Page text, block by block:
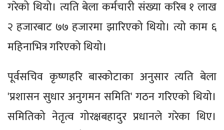
गरेको थियो। त्यति बेला कर्मचारी संख्या करिब १ लाख
२ हजारबाट ७७ हजारमा झारिएको थियो। त्यो काम ६
महिनाभित्र गरिएको थियो।
पूर्वसचिव कृष्णहरि बास्कोटाका अनुसार त्यति बेला
'प्रशासन सुधार अनुगमन समिति' गठन गरिएको थियो।
समितिको नेतृत्व गोरक्षबहादुर प्रधानले गरेका थिए।